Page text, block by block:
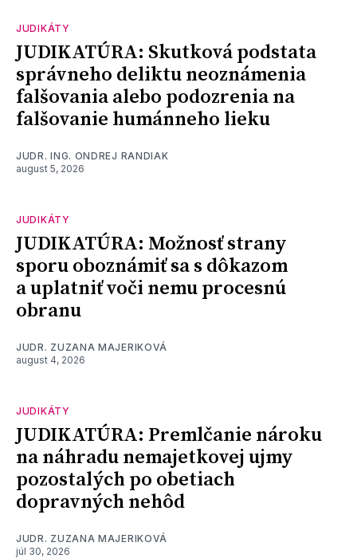
JUDIKÁTY
JUDIKATÚRA: Skutková podstata
správneho deliktu neoznámenia
falšovania alebo podozrenia na
falšovanie humánneho lieku
JUDR. ING. ONDREJ RANDIAK
august 5, 2026
JUDIKÁTY
JUDIKATÚRA: Možnosť strany
sporu oboznámiť sa s dôkazom
a uplatniť voči nemu procesnú
obranu
JUDR. ZUZANA MAJERIKOVÁ
august 4, 2026
JUDIKÁTY
JUDIKATÚRA: Premlčanie nároku
na náhradu nemajetkovej ujmy
pozostalých po obetiach
dopravných nehôd
JUDR. ZUZANA MAJERIKOVÁ
júl 30, 2026